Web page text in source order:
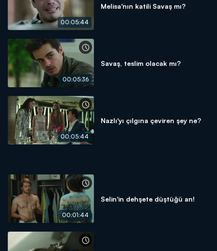
00:05:44
Melisa'nın katili Savaş mı?
00:05:36
Savaş, teslim olacak mı?
00:05:44
Nazlı'yı çılgına çeviren şey ne?
00:01:44
Selin'in dehşete düştüğü an!